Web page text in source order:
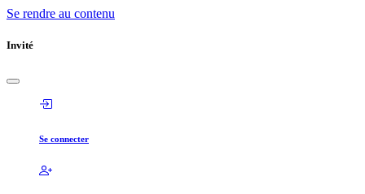
Se rendre au contenu
Invité
Se connecter